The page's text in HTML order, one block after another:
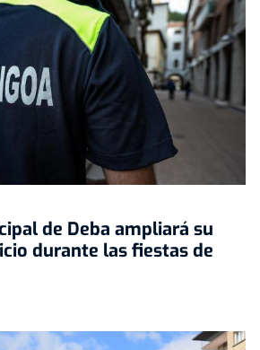
de Deba ampliará su
durante las fiestas de